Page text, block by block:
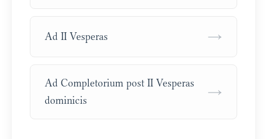
Ad II Vesperas →
Ad Completorium post II Vesperas
dominicis
→